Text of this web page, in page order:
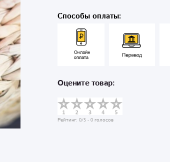
Способы оплаты:
Оцените товар:
Рейтинг: 0/5 - 0 голосов